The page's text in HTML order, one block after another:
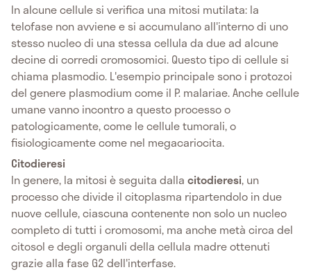
In alcune cellule si verifica una mitosi mutilata: la
telofase non avviene e si accumulano all'interno di uno
stesso nucleo di una stessa cellula da due ad alcune
decine di corredi cromosomici. Questo tipo di cellule si
chiama plasmodio. L'esempio principale sono i protozoi
del genere plasmodium come il P. malariae. Anche cellule
umane vanno incontro a questo processo o
patologicamente, come le cellule tumorali, o
fisiologicamente come nel megacariocita.
Citodieresi
In genere, la mitosi è seguita dalla citodieresi, un
processo che divide il citoplasma ripartendolo in due
nuove cellule, ciascuna contenente non solo un nucleo
completo di tutti i cromosomi, ma anche metà circa del
citosol e degli organuli della cellula madre ottenuti
grazie alla fase G2 dell'interfase.